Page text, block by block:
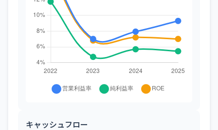
キャッシュフロー